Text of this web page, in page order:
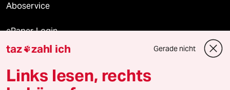
Aboservice
ePaper Login
Downloads für Abonnierende
taz zahl ich Gerade nicht
Links lesen, rechts